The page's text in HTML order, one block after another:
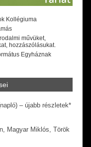
Kollégiuma
művüket,
hozzászólásukat.
Egyháznak
– újabb részletek*
Magyar Miklós, Török